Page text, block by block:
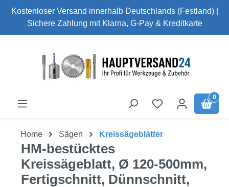
Zum Hauptinhalt springen
Kostenloser Versand innerhalb Deutschlands (Festland) |
Sichere Zahlung mit Klarna, G-Pay & Kreditkarte
0
Home Sägen Kreissägeblätter
HM-bestücktes
Kreissägeblatt, Ø 120-500mm,
Fertigschnitt, Dünnschnitt,